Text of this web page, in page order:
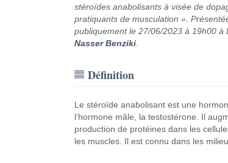
stéroïdes anabolisants à visée de
pratiquants de musculation ».
publiquement le 27/06/2023 à 19h00 à
Nasser Benziki.
Définition
Le stéroïde anabolisant est une
l’hormone mâle, la testostérone. Il
production de protéines dans les
les muscles. Il est connu dans les